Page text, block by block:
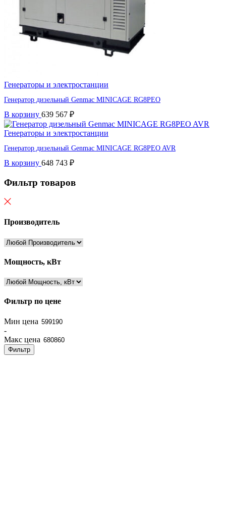
Генераторы и электростанции
Генератор дизельный Genmac MINICAGE RG8PEO
В корзину 639 567 ₽
Генераторы и электростанции
Генератор дизельный Genmac MINICAGE RG8PEO AVR
В корзину 648 743 ₽
Фильтр товаров
Производитель
Мощность, кВт
Фильтр по цене
Мин цена
-
Макс цена
Фильтр